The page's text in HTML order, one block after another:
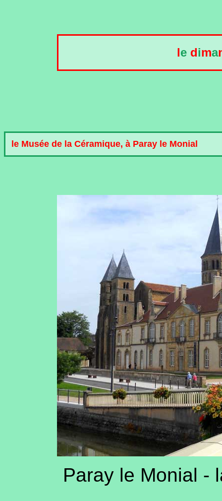
le dima
le Musée de la Céramique, à Paray le Monial
Paray le Monial -